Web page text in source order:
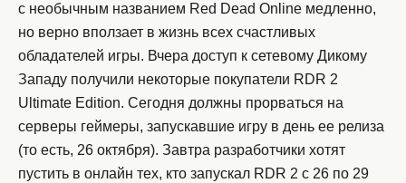
с необычным названием Red Dead Online медленно,
но верно вползает в жизнь всех счастливых
обладателей игры. Вчера доступ к сетевому Дикому
Западу получили некоторые покупатели RDR 2
Ultimate Edition. Сегодня должны прорваться на
серверы геймеры, запускавшие игру в день ее релиза
(то есть, 26 октября). Завтра разработчики хотят
пустить в онлайн тех, кто запускал RDR 2 с 26 по 29